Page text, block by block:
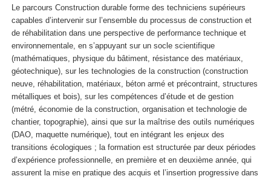
Le parcours Construction durable forme des techniciens supérieurs
capables d’intervenir sur l’ensemble du processus de construction et
de réhabilitation dans une perspective de performance technique et
environnementale, en s’appuyant sur un socle scientifique
(mathématiques, physique du bâtiment, résistance des matériaux,
géotechnique), sur les technologies de la construction (construction
neuve, réhabilitation, matériaux, béton armé et précontraint, structures
métalliques et bois), sur les compétences d’étude et de gestion
(métré, économie de la construction, organisation et technologie de
chantier, topographie), ainsi que sur la maîtrise des outils numériques
(DAO, maquette numérique), tout en intégrant les enjeux des
transitions écologiques ; la formation est structurée par deux périodes
d’expérience professionnelle, en première et en deuxième année, qui
assurent la mise en pratique des acquis et l’insertion progressive dans